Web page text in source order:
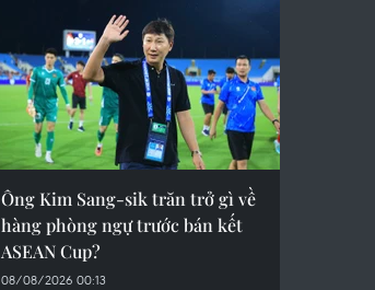
Ông Kim Sang-sik trăn trở gì về
hàng phòng ngự trước bán kết
ASEAN Cup?
08/08/2026 00:13